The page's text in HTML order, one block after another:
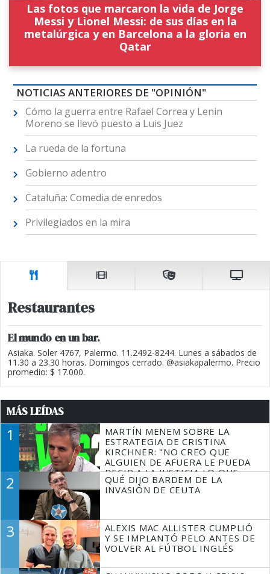
Las fotos que marcaron la vida de Jorge
Messi y Lionel Messi: de sus días en la
metalúrgica y en Barcelona a la gloria en
Qatar
NOTICIAS ANTERIORES DE "OPINIÓN"
Cómo la guerra entre Rafael Correa y Lenin
Moreno se llevó puesto a Luis Juez
La rueda de la fortuna
Gobierno adentro
Cataluña: Comedia de enredos
Privilegiados en la mira
Restaurantes
El mundo en un bar.
Asiaka. Soler 4767, Palermo. 11.2492-8244. Lunes a sábados de
11.30 a 23.30 horas. Domingos cerrado. @asiakapalermo. Precio
promedio: $ 17.000.
MÁS LEÍDAS
1
MARTÍN MENEM SOBRE LA
ESTRATEGIA DE CRISTINA
KIRCHNER: "NO CREO QUE
ALGUIEN DE AFUERA LE PUEDA
DECIR A LA JUSTICIA LO QUE
TIENE QUE HACER"
2
QUÉ DIJO BARDEM DE LA
INVASIÓN DE CEUTA
3
ALEXIS MAC ALLISTER CUMPLIÓ
Y SE IMPLANTÓ PELO ANTES DE
VOLVER AL FÚTBOL INGLÉS